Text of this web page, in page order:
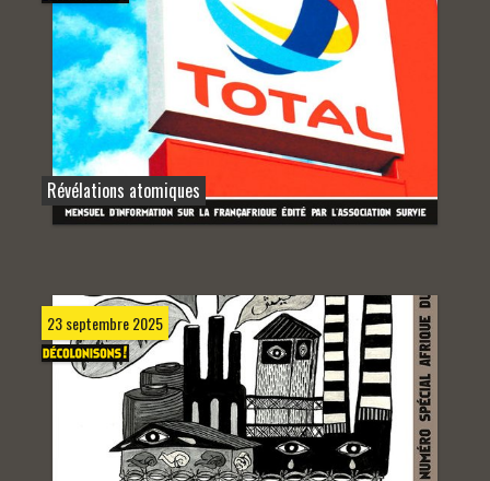
Révélations atomiques
23 septembre 2025